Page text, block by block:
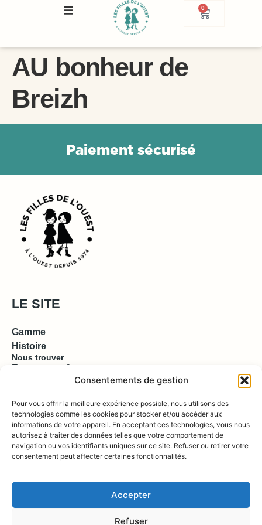
Consentements de gestion
Pour vous offrir la meilleure expérience possible, nous utilisons des
technologies comme les cookies pour stocker et/ou accéder aux
informations de votre appareil. En acceptant ces technologies, vous nous
autorisez à traiter des données telles que votre comportement de
navigation ou vos identifiants uniques sur ce site. Refuser ou retirer votre
consentement peut affecter certaines fonctionnalités.
Accepter
Refuser
0
AU bonheur de
Breizh
Paiement sécurisé
LE SITE
Gamme
Histoire
Nous trouver
Espace pro & presse
EN SAVOIR PLUS
Contact
Compte
Boutique